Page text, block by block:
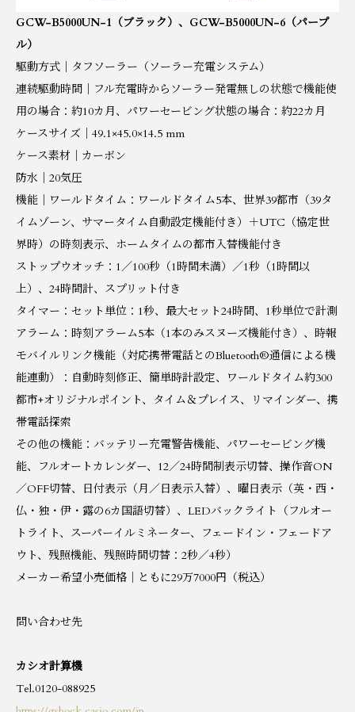
GCW-B5000UN-1（ブラック）、GCW-B5000UN-6（パープ
ル）
駆動方式｜タフソーラー（ソーラー充電システム）
連続駆動時間｜フル充電時からソーラー発電無しの状態で機能使
用の場合：約10カ月、パワーセービング状態の場合：約22カ月
ケースサイズ｜49.1×45.0×14.5 mm
ケース素材｜カーボン
防水｜20気圧
機能｜ワールドタイム：ワールドタイム5本、世界39都市（39タ
イムゾーン、サマータイム自動設定機能付き）＋UTC（協定世
界時）の時刻表示、ホームタイムの都市入替機能付き
ストップウオッチ：1／100秒（1時間未満）／1秒（1時間以
上）、24時間計、スプリット付き
タイマー：セット単位：1秒、最大セット24時間、1秒単位で計測
アラーム：時刻アラーム5本（1本のみスヌーズ機能付き）、時報
モバイルリンク機能（対応携帯電話とのBluetooth®通信による機
能連動）：自動時刻修正、簡単時計設定、ワールドタイム約300
都市+オリジナルポイント、タイム＆プレイス、リマインダー、携
帯電話探索
その他の機能：バッテリー充電警告機能、パワーセービング機
能、フルオートカレンダー、12／24時間制表示切替、操作音ON
／OFF切替、日付表示（月／日表示入替）、曜日表示（英・西・
仏・独・伊・露の6カ国語切替）、LEDバックライト（フルオー
トライト、スーパーイルミネーター、フェードイン・フェードア
ウト、残照機能、残照時間切替：2秒／4秒）
メーカー希望小売価格｜ともに29万7000円（税込）
問い合わせ先
カシオ計算機
Tel.0120-088925